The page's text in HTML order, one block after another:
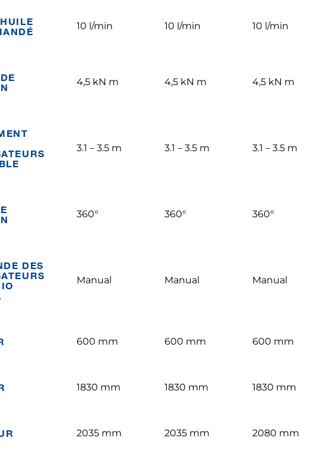
10 l/min 10 l/min 10 l/min
4,5 kN m 4,5 kN m 4,5 kN m
3.1 – 3.5 m 3.1 – 3.5 m 3.1 – 3.5 m
360° 360° 360°
DES
Manual Manual Manual
600 mm 600 mm 600 mm
1830 mm 1830 mm 1830 mm
2035 mm 2035 mm 2080 mm